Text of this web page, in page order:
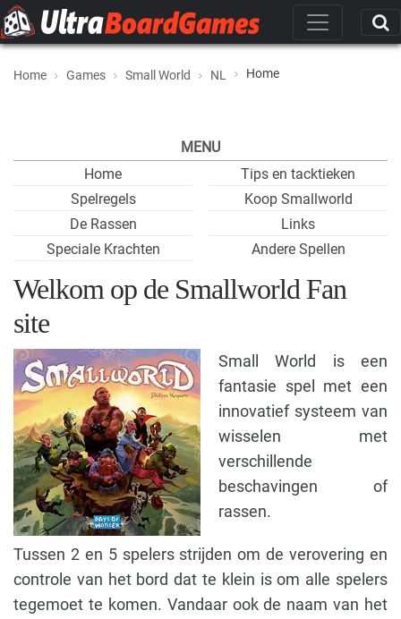
Home Games Small World NL Home
MENU
Home
Spelregels
De Rassen
Speciale Krachten
Tips en tacktieken
Koop Smallworld
Links
Andere Spellen
Welkom op de Smallworld Fan
site
Small World is een
fantasie spel met een
innovatief systeem van
wisselen met
verschillende
beschavingen of
rassen.
Tussen 2 en 5 spelers strijden om de verovering en
controle van het bord dat te klein is om alle spelers
tegemoet te komen. Vandaar ook de naam van het